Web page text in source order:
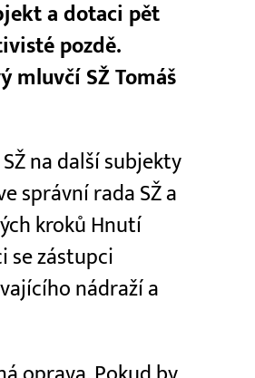
a dotaci pět
pozdě.
mluvčí SŽ Tomáš
na další subjekty
správní rada SŽ a
kroků Hnutí
se zástupci
nádraží a